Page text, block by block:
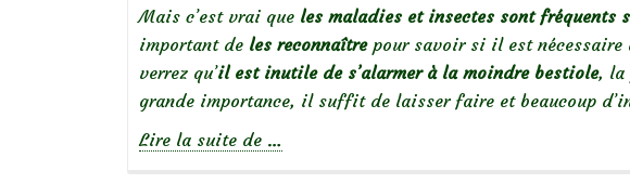
Mais c’est vrai que les maladies et insectes sont fréquents
important de les reconnaîtrepour savoir si il est nécessaire
verrez qu’il est inutile de s’alarmer à la moindre bestiole, la
grande importance, il suffit de laisser faire et beaucoup
Lire la suite de …